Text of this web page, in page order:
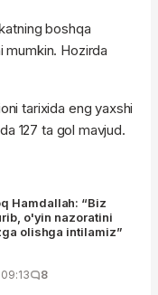
boshqa
mumkin. Hozirda
tarixida eng yaxshi
127 ta gol mavjud.
Hamdallah: “Biz
o'yin nazoratini
olishga intilamiz”
8